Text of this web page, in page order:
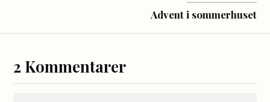
Advent i sommerhuset
2 Kommentarer